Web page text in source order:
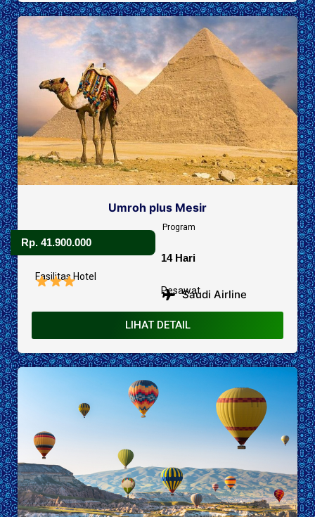
Umroh plus Mesir
Rp. 41.900.000
Fasilitas Hotel
Program
14 Hari
PesawatSaudi Airline
LIHAT DETAIL